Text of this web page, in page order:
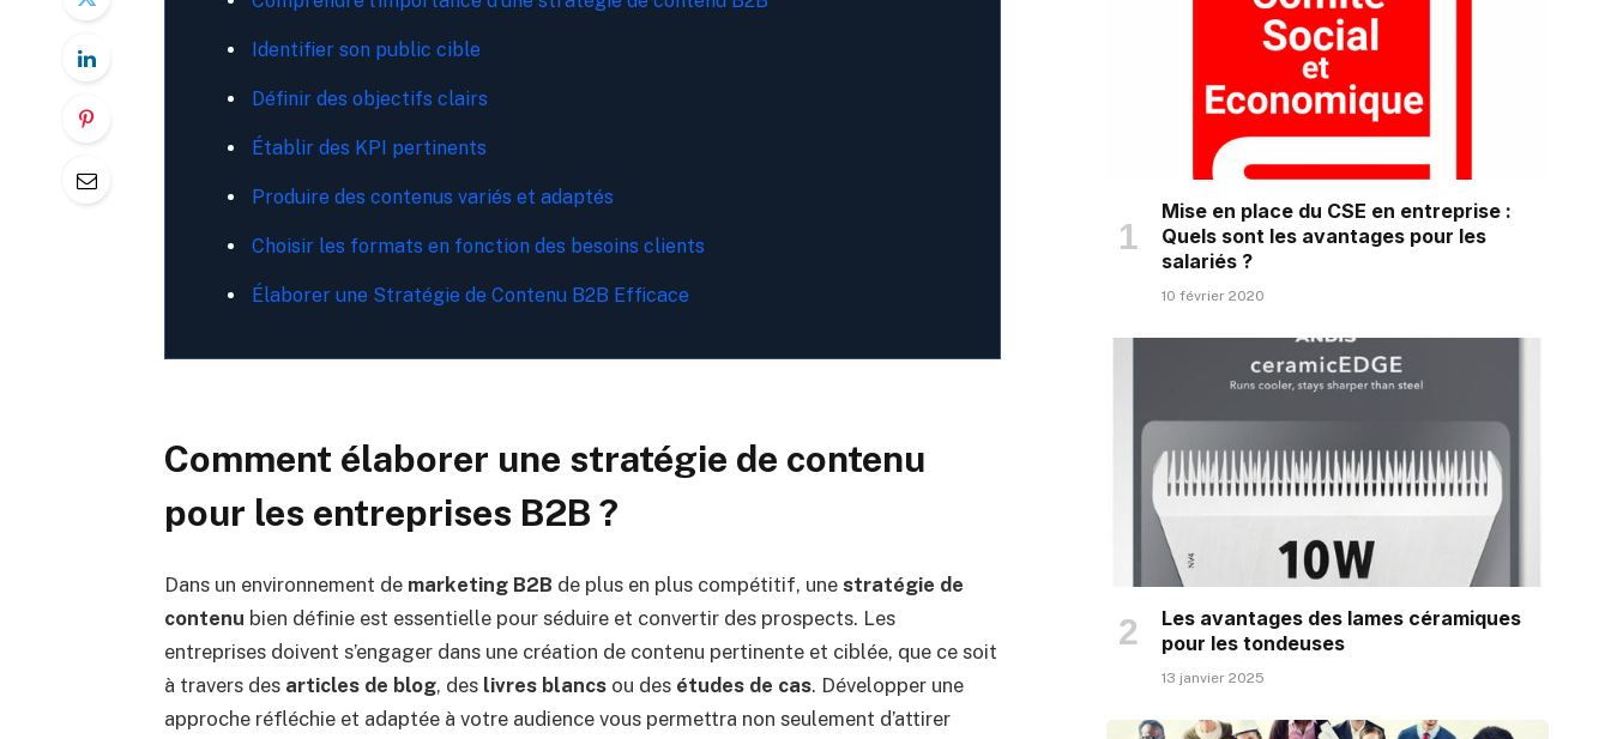
Identifier son public cible
Définir des objectifs clairs
Établir des KPI pertinents
Produire des contenus variés et adaptés
Choisir les formats en fonction des besoins clients
Élaborer une Stratégie de Contenu B2B Efficace
Comment élaborer une stratégie de contenu
pour les entreprises B2B ?
Dans un environnement de marketing B2B de plus en plus compétitif, une stratégie de
contenu bien définie est essentielle pour séduire et convertir des prospects. Les
entreprises doivent s’engager dans une création de contenu pertinente et ciblée, que ce soit
à travers des articles de blog, des livres blancsou des études de cas. Développer une
approche réfléchie et adaptée à votre audience vous permettra non seulement d’attirer
Mise en place du CSE en entreprise :
Quels sont les avantages pour les
salariés ?
10 février 2020
Les avantages des lames céramiques
pour les tondeuses
13 janvier 2025